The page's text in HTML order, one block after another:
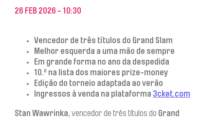
26 FEB 2026 - 10:30
Vencedor de três títulos do Grand Slam
Melhor esquerda a uma mão de sempre
Em grande forma no ano da despedida
10.º na lista dos maiores prize-money
Edição do torneio adaptada ao verão
Ingressos à venda na plataforma 3cket.com
Stan Wawrinka, vencedor de três títulos do Grand